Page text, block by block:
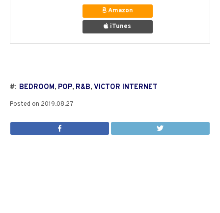
Amazon
iTunes
#: BEDROOM, POP, R&B, VICTOR INTERNET
Posted on 2019.08.27